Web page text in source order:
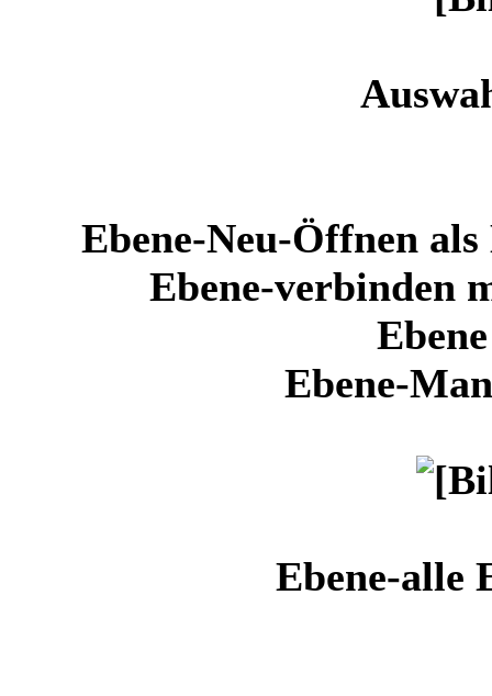
Ebene-Neu-Öffnen
Ebene-verbinden
Ebene-
Ebene-alle